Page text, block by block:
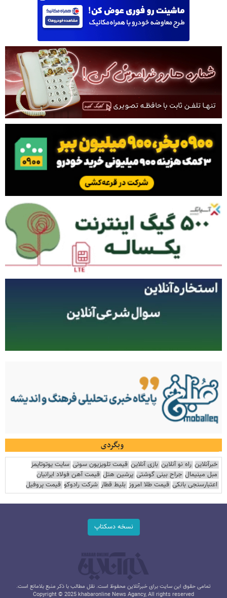
وبگردی
خبرآنلاین راه نو آنلاین بازی آنلاین قیمت تلویزیون سونی سایت یوتوتایمز
مبل مینیمال جراح بینی گوشتی پرشین هتل قیمت آهن فولاد ایرانیان
اعتبارسنجی بانکی قیمت طلا امروز بلیط قطار شرکت رادوکو قیمت پروفیل
نسخه دسکتاپ
تمامی حقوق این سایت برای خبرآنلاین محفوظ است. نقل مطالب با ذکر منبع بلامانع است.
Copyright © 2025 khabaronline News Agancy, All rights reserved